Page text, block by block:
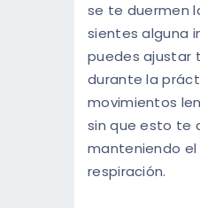
se te duermen
sientes alguna
puedes ajustar
durante la
movimientos
sin que esto te
manteniendo
respiración.